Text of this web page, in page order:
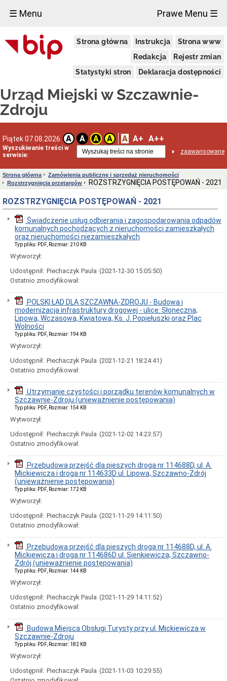
☰ Menu Prawe Menu ☰
Strona główna Instrukcja
Strona www
Redakcja
Rejestr zmian
Statystyki stron
Deklaracja dostępności
Urząd Miejski w Szczawnie-
Zdroju
Piątek 07.08.2026 A A A A A A+ A++
Wyszukiwanie treści w
serwisie:
zaawansowane
Urząd
Miejski
Aktualności
Dni
i
godziny
otwarcia
telefonów
Kierownictwo
Statut
i
struktura
Urzędu
Obwieszczenia
Burmistrza
Interpretacje
Burmistrza
naborze
pracowników
obwieszczenia,
informacje
innych
instytucji
Uchwała
antysmogowa
Uchwała
dla
województwa
dolnośląskiego
Fundusz
Szerokopasmowy
Konkurs
udzielenie
dotacji
celowej
publiczne
sprzedaż
nieruchomości
Ogłoszenia
przetargów
Informacje
ofert
Rozstrzygnięcia
przetargów
Zamówienia
publiczne
wyłączone
ze
stosowania
pzp
Sprzedaż
nieruchomości
Wykazy
nieruchomości
przeznaczonych
do
Strona główna
Zamówienia publiczne i sprzedaż nieruchomości
Rozstrzygnięcia przetargów
ROZSTRZYGNIĘCIA POSTĘPOWAŃ - 2021
ROZSTRZYGNIĘCIA POSTĘPOWAŃ - 2021
Świadczenie usług odbierania i zagospodarowania odpadów
komunalnych pochodzących z nieruchomości zamieszkałych
oraz nieruchomości niezamieszkałych
Typ pliku: PDF, Rozmiar: 210 KB
Wytworzył:
Udostępnił: Piechaczyk Paula (2021-12-30 15:05:50)
Ostatnio zmodyfikował:
POLSKI ŁAD DLA SZCZAWNA-ZDROJU - Budowa i
modernizacja infrastruktury drogowej - ulice: Słoneczna,
Lipowa, Wczasowa, Kwiatowa, Ks. J. Popiełuszki oraz Plac
Wolności
Typ pliku: PDF, Rozmiar: 194 KB
Wytworzył:
Udostępnił: Piechaczyk Paula (2021-12-21 18:24:41)
Ostatnio zmodyfikował:
Utrzymanie czystości i porządku terenów komunalnych w
Szczawnie-Zdroju (unieważnienie postępowania)
Typ pliku: PDF, Rozmiar: 154 KB
Wytworzył:
Udostępnił: Piechaczyk Paula (2021-12-02 14:23:57)
Ostatnio zmodyfikował:
Przebudowa przejść dla pieszych droga nr 114688D, ul. A.
Mickiewicza i droga nr 114633D ul. Lipowa, Szczawno-Zdrój
(unieważnienie postępowania)
Typ pliku: PDF, Rozmiar: 172 KB
Wytworzył:
Udostępnił: Piechaczyk Paula (2021-11-29 14:11:50)
Ostatnio zmodyfikował:
Przebudowa przejść dla pieszych droga nr 114688D, ul. A.
Mickiewicza i droga nr 114686D ul. Sienkiewicza, Szczawno-
Zdrój (unieważnienie postępowania)
Typ pliku: PDF, Rozmiar: 144 KB
Wytworzył:
Udostępnił: Piechaczyk Paula (2021-11-29 14:11:52)
Ostatnio zmodyfikował:
Budowa Miejsca Obsługi Turysty przy ul. Mickiewicza w
Szczawnie-Zdroju
Typ pliku: PDF, Rozmiar: 182 KB
Wytworzył:
Udostępnił: Piechaczyk Paula (2021-11-03 10:29:55)
×